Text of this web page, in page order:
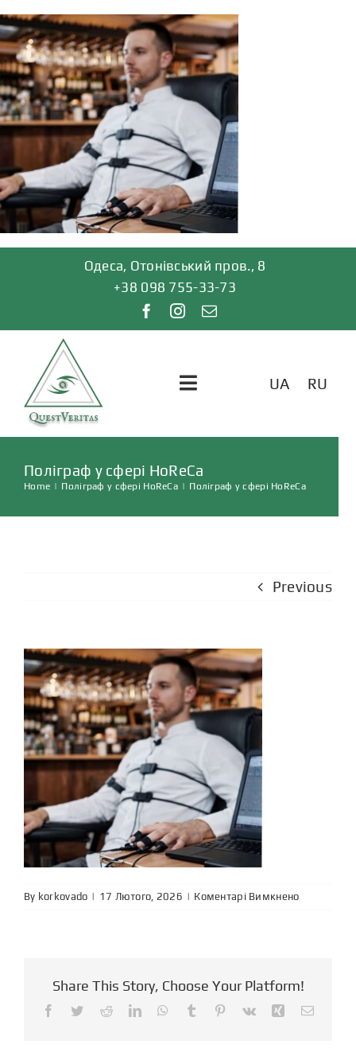
Skip
to
content
Одеса, Отонівський пров., 8
+38 098 755-33-73
Toggle
КОНТАКТИ
UA RU
Поліграф у сфері HoReCa
Home | Поліграф у сфері HoReCa | Поліграф у сфері HoReCa
Previous
By korkovado | | Коментарі Вимкненодо
Share This Story, Choose Your Platform!
Facebook
TwitterRedditLinkedInWhatsApp
Tumblr Pinterest
Vk XingEmail